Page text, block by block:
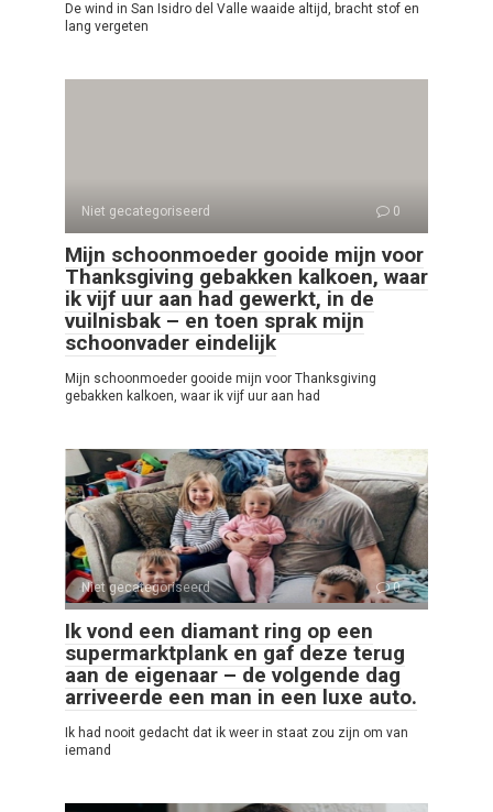
De wind in San Isidro del Valle waaide altijd, bracht stof en
lang vergeten
Niet gecategoriseerd 0
Mijn schoonmoeder gooide mijn voor
Thanksgiving gebakken kalkoen, waar
ik vijf uur aan had gewerkt, in de
vuilnisbak – en toen sprak mijn
schoonvader eindelijk
Mijn schoonmoeder gooide mijn voor Thanksgiving
gebakken kalkoen, waar ik vijf uur aan had
Niet gecategoriseerd 0
Ik vond een diamant ring op een
supermarktplank en gaf deze terug
aan de eigenaar – de volgende dag
arriveerde een man in een luxe auto.
Ik had nooit gedacht dat ik weer in staat zou zijn om van
iemand